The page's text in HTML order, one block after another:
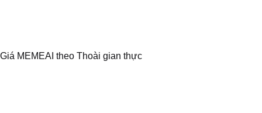
Giá MEMEAI theo Thoài gian thực